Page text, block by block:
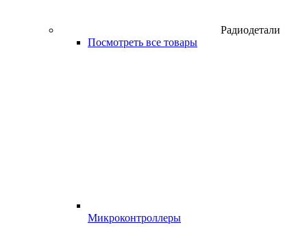
Радиодетали
Посмотреть все товары
Микроконтроллеры